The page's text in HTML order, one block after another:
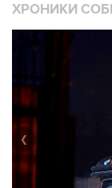
ХРОНИКИ
❮